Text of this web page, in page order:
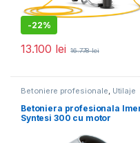
-22%
13.100 lei 16.778lei
Betoniere profesionale, Utilaje
Betoniera profesionala
Syntesi 300 cu motor